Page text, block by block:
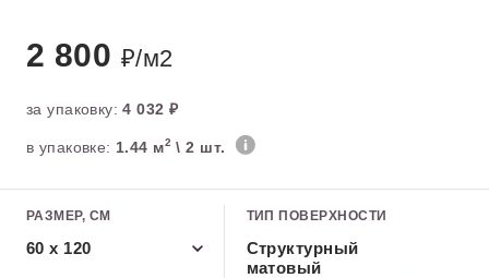
2 800 ₽/м2
за упаковку:4 032 ₽
в упаковке: 1.44 м2 \ 2 шт.
РАЗМЕР, СМ
60 x 120
ТИП ПОВЕРХНОСТИ
Структурный
матовый